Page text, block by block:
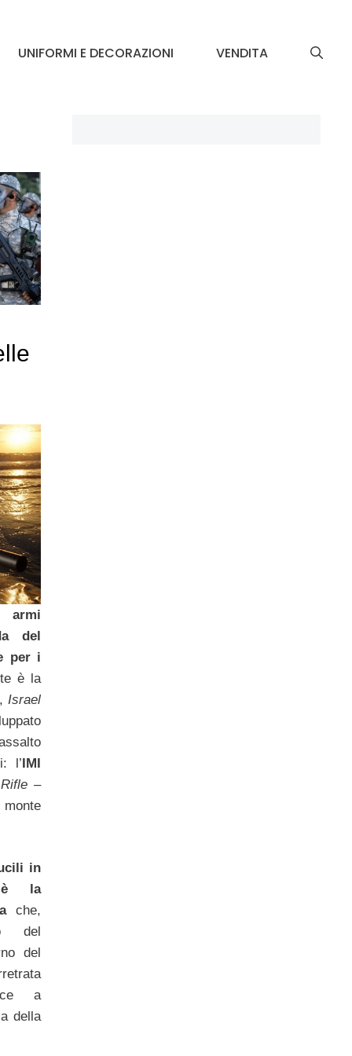
UNIFORMI E DECORAZIONI VENDITA
armi
del
per i
è la
Israel
l’IMI
–
in
è la
che,
del
del
a
della